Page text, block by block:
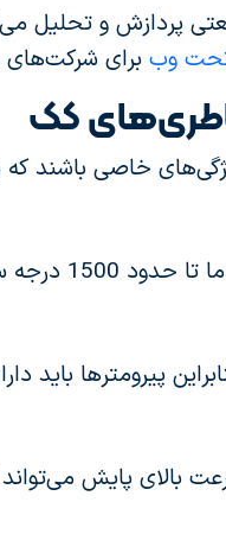
و تحلیل
تحت وب برای
کک
خاصی باشند
را دارند.
پیرومترها باید
بالای پایش می‌تواند